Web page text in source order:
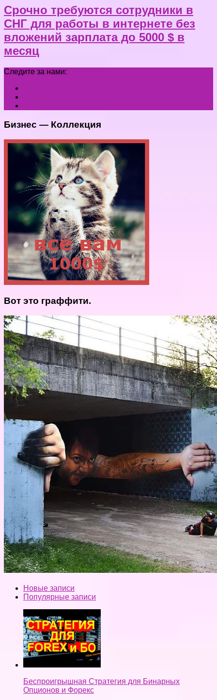
Срочно требуются сотрудники в
СНГ для работы в интернете без
вложений зарплата до 5000 $ в
месяц
Следите за нами:
Бизнес — Коллекция
Вот это граффити.
Новые записи
Популярные записи
Беспроигрышная Стратегия для Бинарных
Опционов и Форекс